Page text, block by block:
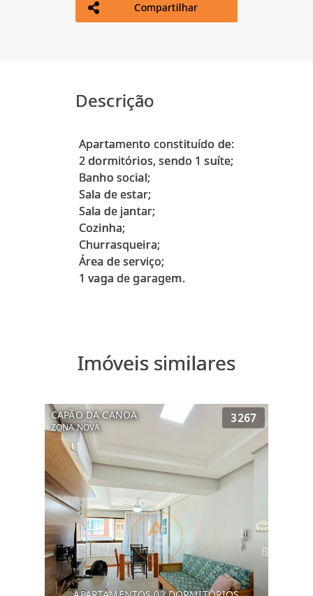
Compartilhar
Descrição
Apartamento constituído de:
2 dormitórios, sendo 1 suíte;
Banho social;
Sala de estar;
Sala de jantar;
Cozinha;
Churrasqueira;
Área de serviço;
1 vaga de garagem.
Imóveis similares
CAPÃO DA CANOA
ZONA NOVA
3267